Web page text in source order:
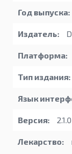
Год выпуска:
Издатель:
Платформа:
Тип издания:
Язык
Версия:
Лекарство: